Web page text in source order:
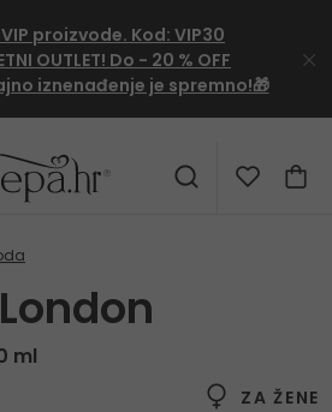
proizvode. Kod: VIP30
OUTLET! Do - 20 % OFF
iznenađenje je spremno!🎁
ml
ZA ŽENE